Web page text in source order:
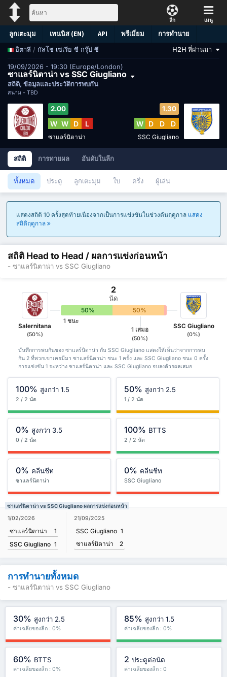
ลีก เมนู
ลูกเตะมุม เทนนิส (EN) API พรีเมี่ยม การทำนาย
อิตาลี / กัลโช่ เซเรีย ซี กรุ๊ป ซี H2H ที่ผ่านมา
19/09/2026 - 19:30 (Europe/London)
ซาแลร์นิตาน่า vs SSC Giugliano
สถิติ, ข้อมูลและประวัติการพบกัน
สนาม - TBD
2.00
W W D L
ซาแลร์นิตาน่า
1.30
W D D D
SSC Giugliano
สถิติ การทายผล อันดับในลีก
ทั้งหมด ประตู ลูกเตะมุม ใบ ครึ่ง ผู้เล่น
แสดงสถิติ 10 ครั้งสุดท้ายเนื่องจากเป็นการแข่งขันในช่วงต้นฤดูกาล แสดง
สถิติฤดูกาล
สถิติ Head to Head / ผลการแข่งก่อนหน้า
- ซาแลร์นิตาน่า vs SSC Giugliano
Salernitana
(50%)
2
นัด
50% 50% 0%
1 ชนะ
1 เสมอ
(50%)
SSC Giugliano
(0%)
บันทึกการพบกันของ ซาแลร์นิตาน่า กับ SSC Giugliano แสดงให้เห็นว่าจากการพบ
กัน 2 ที่พวกเขาเคยมีมา ซาแลร์นิตาน่า ชนะ 1 ครั้ง และ SSC Giugliano ชนะ 0 ครั้ง
การแข่งขัน 1 ระหว่าง ซาแลร์นิตาน่า และ SSC Giugliano จบลงด้วยผลเสมอ
100% สูงกว่า 1.5
2 / 2 นัด
50% สูงกว่า 2.5
1 / 2 นัด
0% สูงกว่า 3.5
0 / 2 นัด
100% BTTS
2 / 2 นัด
0% คลีนชีท
ซาแลร์นิตาน่า
0% คลีนชีท
SSC Giugliano
ซาแลร์นิตาน่า vs SSC Giugliano ผลการแข่งก่อนหน้า
1/02/2026
ซาแลร์นิตาน่า
1
SSC Giugliano 1
21/09/2025
SSC Giugliano 1
ซาแลร์นิตาน่า
2
การทำนายทั้งหมด
- ซาแลร์นิตาน่า vs SSC Giugliano
30% สูงกว่า 2.5
ค่าเฉลี่ยของลีก : 0%
85% สูงกว่า 1.5
ค่าเฉลี่ยของลีก : 0%
60% BTTS
ค่าเฉลี่ยของลีก : 0%
2 ประตูต่อนัด
ค่าเฉลี่ยของลีก : 0